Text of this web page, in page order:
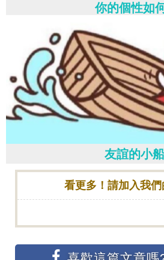
你的個性如
友誼的小船
看更多！請加入我們